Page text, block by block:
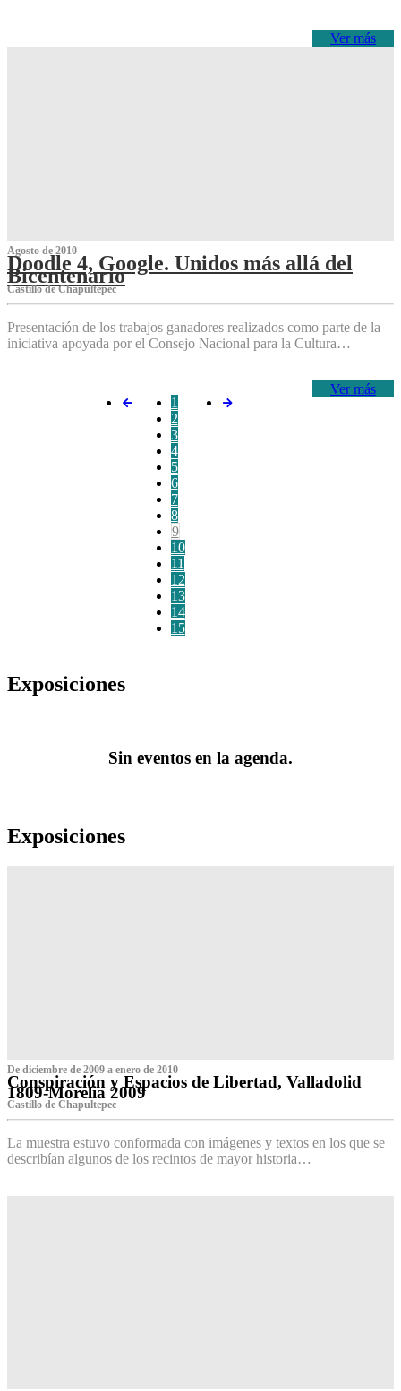
Ver más
Agosto de 2010
Doodle 4, Google. Unidos más allá del
Bicentenario
Castillo de Chapultepec
Presentación de los trabajos ganadores realizados como parte de la
iniciativa apoyada por el Consejo Nacional para la Cultura…
Ver más
1
2
3
4
5
6
7
8
9
10
11
12
13
14
15
Exposiciones
Sin eventos en la agenda.
Exposiciones
De diciembre de 2009 a enero de 2010
Conspiración y Espacios de Libertad, Valladolid
1809-Morelia 2009
Castillo de Chapultepec
La muestra estuvo conformada con imágenes y textos en los que se
describían algunos de los recintos de mayor historia…